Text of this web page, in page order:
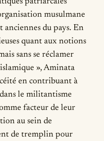
musulmane
du pays. En
quant aux notions
sans se réclamer
», Aminata
en contribuant à
le militantisme
facteur de leur
au sein de
de tremplin pour